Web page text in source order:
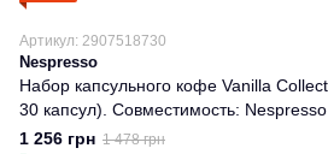
Артикул: 2907518730
Nespresso
Набор капсульного кофе Vanilla
30 капсул). Совместимость:
1 256 грн 1 478 грн